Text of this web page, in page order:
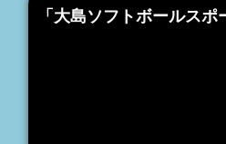
「大島ソフトボールスポ